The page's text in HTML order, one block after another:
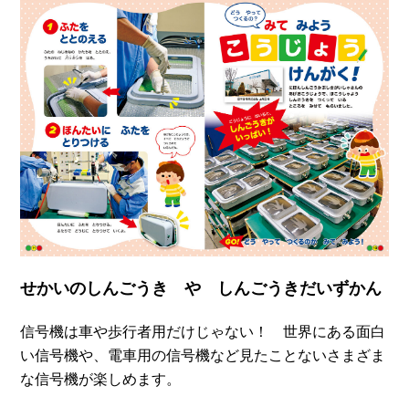
せかいのしんごうき や しんごうきだいずかん
信号機は車や歩行者用だけじゃない！ 世界にある面白
い信号機や、電車用の信号機など見たことないさまざま
な信号機が楽しめます。